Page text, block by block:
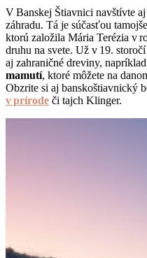
V Banskej Štiavnici navštívte aj
záhradu. Tá je súčasťou
ktorú založila Mária Terézia v
druhu na svete. Už v 19.
aj zahraničné dreviny, napríklad
mamutí, ktoré môžete na
Obzrite si aj banskoštiavnický
v prírode či tajch Klinger.